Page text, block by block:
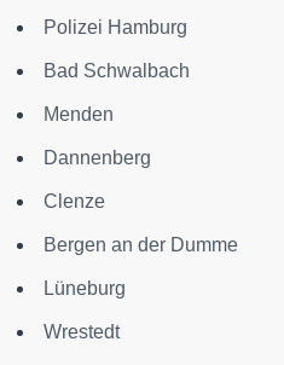
Polizei Hamburg
Bad Schwalbach
Menden
Dannenberg
Clenze
Bergen an der Dumme
Lüneburg
Wrestedt